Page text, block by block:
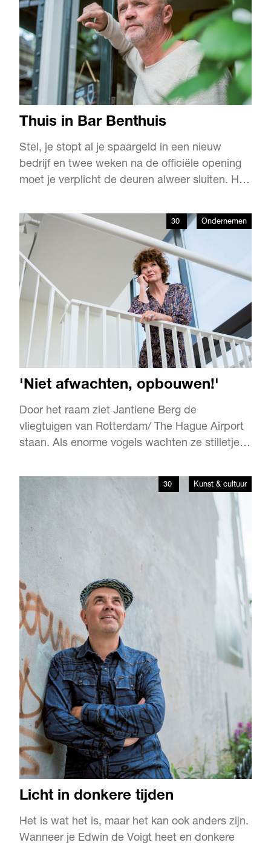
Thuis in Bar Benthuis
Stel, je stopt al je spaargeld in een nieuw
bedrijf en twee weken na de officiële opening
moet je verplicht de deuren alweer sluiten. Het
zware tijd doormaakte. Inmiddels staat hij weer
vrolijk achter de bar van zijn eigen café.
30 Ondernemen
'Niet afwachten, opbouwen!'
Door het raam ziet Jantiene Berg de
vliegtuigen van Rotterdam/ The Hague Airport
staan. Als enorme vogels wachten ze stilletjes
niet kwamen. De coronacrisis had het land in
een strakke wurggreep. Berg kan er meer dan
over meepraten. Zeven jaar lang werkte ze
keihard in haar boetiekhotel…
30 Kunst & cultuur
Licht in donkere tijden
Het is wat het is, maar het kan ook anders zijn.
Wanneer je Edwin de Voigt heet en donkere